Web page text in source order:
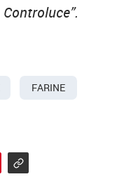
FARINE